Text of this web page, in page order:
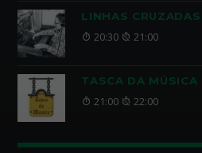
LINHAS CRUZADAS
20:30 21:00
TASCA DA MÚSICA
21:00 22:00